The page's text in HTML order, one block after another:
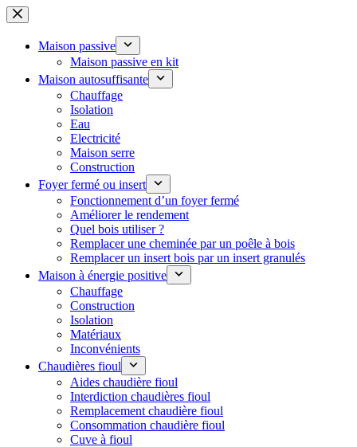
Passer
au
contenuMaison passive
Maison passive en kit
Maison autosuffisante
Chauffage
Isolation
Eau
Electricité
Maison serre
Construction
Foyer fermé ou insert
Fonctionnement d’un foyer fermé
Améliorer le rendement
Quel bois utiliser ?
Remplacer une cheminée par un poêle à bois
Remplacer un insert bois par un insert granulés
Maison à énergie positive
Chauffage
Construction
Isolation
Matériaux
Inconvénients
Chaudières fioul
Aides chaudière fioul
Interdiction chaudières fioul
Remplacement chaudière fioul
Consommation chaudière fioul
Cuve à fioul